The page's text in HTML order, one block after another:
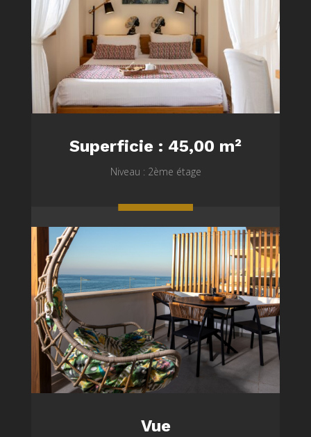
Superficie : 45,00 m²
Niveau : 2ème étage
Vue